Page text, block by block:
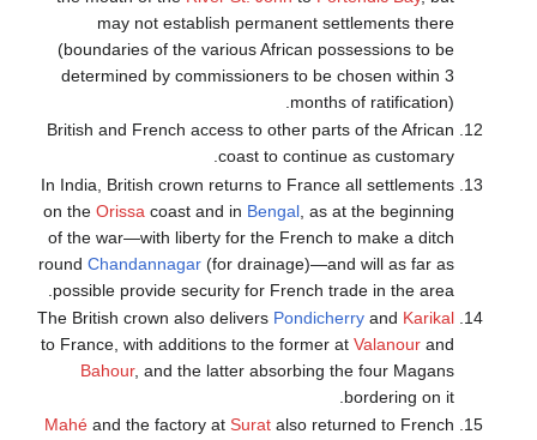
may not establish permanent settlements there
(boundaries of the various African possessions to be
determined by commissioners to be chosen within 3
months of ratification).
British and French access to other parts of the African
coast to continue as customary.
In India, British crown returns to France all settlements
on theOrissa coast and in Bengal , as at the beginning
of the war—with liberty for the French to make a ditch
roundChandannagar (for drainage)—and will as far as
possible provide security for French trade in the area.
The British crown also delivers Pondicherry and Karikal
to France, with additions to the former atValanour and
Bahour, and the latter absorbing the four Magans
bordering on it.
Mahé and the factory atSurat also returned to French